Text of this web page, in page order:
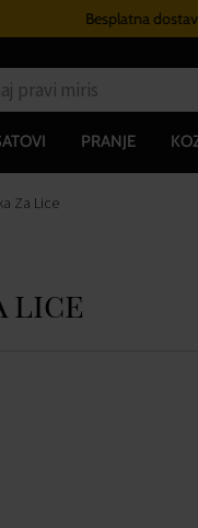
Besplatna dostava
PRANJE
Za Lice
lice